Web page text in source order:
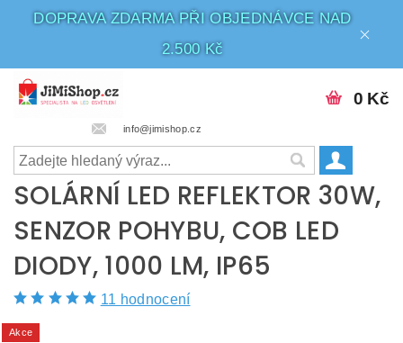
DOPRAVA ZDARMA PŘI OBJEDNÁVCE NAD
2.500 Kč
info@jimishop.cz
0 Kč
SOLÁRNÍ LED REFLEKTOR 30W,
SENZOR POHYBU, COB LED
DIODY, 1000 LM, IP65
11 hodnocení
Akce